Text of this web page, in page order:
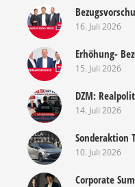
16. Juli 2026
Erhöhung-
15. Juli 2026
DZM:
14. Juli 2026
Sonderaktion
10. Juli 2026
Corporate